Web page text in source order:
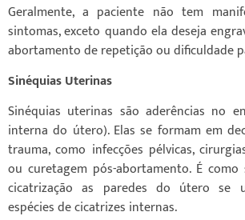
Geralmente, a paciente não tem
sintomas, exceto quando ela deseja
abortamento de repetição ou dificuldade
Sinéquias Uterinas
Sinéquias uterinas são aderências no
interna do útero). Elas se formam em
trauma, como infecções pélvicas,
ou curetagem pós-abortamento. É
cicatrização as paredes do útero se
espécies de cicatrizes internas.